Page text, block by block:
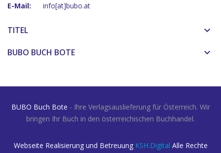
E-Mail:
info[at]bubo.at
TITEL keyboard_arrow_down
BUBO BUCH BOTE keyboard_arrow_down
BUBO Buch Bote - Ihre Verlagsauslieferung für Österreich. Wir
bringen Ihr Buch in den österreichischen Buchhandel.
Webseite Realisierung und Betreuung KSH.Digital Alle Rechte